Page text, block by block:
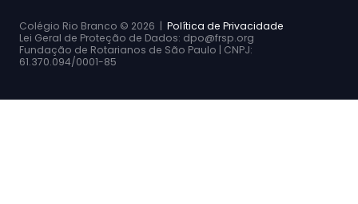
Colégio Rio Branco © 2026 | Política de Privacidade
Lei Geral de Proteção de Dados: dpo@frsp.org
Fundação de Rotarianos de São Paulo | CNPJ:
61.370.094/0001-85